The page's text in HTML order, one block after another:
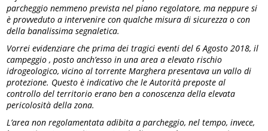
parcheggio nemmeno prevista nel piano regolatore, ma neppure si
è provveduto a intervenire con qualche misura di sicurezza o con
della banalissima segnaletica.
Vorrei evidenziare che prima dei tragici eventi del 6 Agosto 2018, il
campeggio , posto anch’esso in una area a elevato rischio
idrogeologico, vicino al torrente Marghera presentava un vallo di
protezione. Questo è indicativo che le Autorità preposte al
controllo del territorio erano ben a conoscenza della elevata
pericolosità della zona.
L’area non regolamentata adibita a parcheggio, nel tempo, invece,